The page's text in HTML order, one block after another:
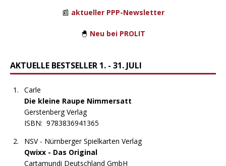
📰 aktueller PPP-Newsletter
🐣 Neu bei PROLIT
AKTUELLE BESTSELLER 1. - 31. JULI
Carle
Die kleine Raupe Nimmersatt
Gerstenberg Verlag
ISBN: 9783836941365
NSV - Nürnberger Spielkarten Verlag
Qwixx - Das Original
Cartamundi Deutschland GmbH